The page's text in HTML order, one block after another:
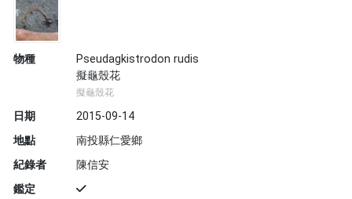
物種
Pseudagkistrodon rudis
擬龜殼花
擬龜殼花
日期
2015-09-14
地點
南投縣仁愛鄉
紀錄者
陳信安
鑑定